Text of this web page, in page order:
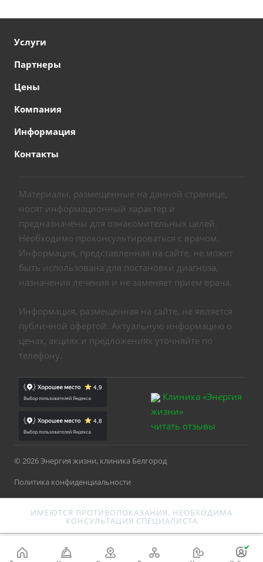
Услуги
Партнеры
Цены
Компания
Информация
Контакты
Материалы, размещенные на данной странице,
носят информационный характер и
предназначены для ознакомительных целей.
Необходимо проконсультироваться с врачом.
Информация, представленная на сайте, не может
быть использована для постановки диагноза,
назначения лечения и не заменяет прием врача.
Информация, размещенная на сайте, не является
публичной офертой. Актуальную информацию о
ценах, акциях и предложениях уточняйте по
телефону.
Клиника «Энергия
жизни»
читать отзывы
© 2026 Энергия жизни, клиника Белгород
Политика конфиденциальности
ИМЕЮТСЯ ПРОТИВОПОКАЗАНИЯ. НЕОБХОДИМА
КОНСУЛЬТАЦИЯ СПЕЦИАЛИСТА